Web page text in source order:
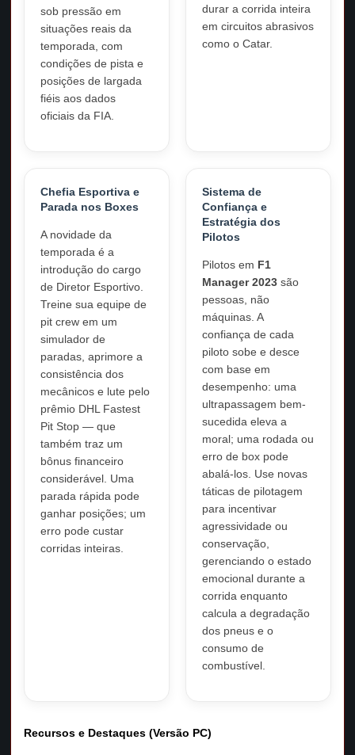
sob pressão em
situações reais da
temporada, com
condições de pista e
posições de largada
fiéis aos dados
oficiais da FIA.
durar a corrida inteira
em circuitos abrasivos
como o Catar.
Chefia Esportiva e
Parada nos Boxes
A novidade da
temporada é a
introdução do cargo
de Diretor Esportivo.
Treine sua equipe de
pit crew em um
simulador de
paradas, aprimore a
consistência dos
mecânicos e lute pelo
prêmio DHL Fastest
Pit Stop — que
também traz um
bônus financeiro
considerável. Uma
parada rápida pode
ganhar posições; um
erro pode custar
corridas inteiras.
Sistema de
Confiança e
Estratégia dos
Pilotos
Pilotos em F1
Manager 2023são
pessoas, não
máquinas. A
confiança de cada
piloto sobe e desce
com base em
desempenho: uma
ultrapassagem bem-
sucedida eleva a
moral; uma rodada ou
erro de box pode
abalá-los. Use novas
táticas de pilotagem
para incentivar
agressividade ou
conservação,
gerenciando o estado
emocional durante a
corrida enquanto
calcula a degradação
dos pneus e o
consumo de
combustível.
Recursos e Destaques (Versão PC)